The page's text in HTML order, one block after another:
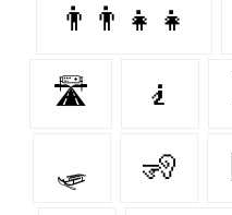
👨‍👨‍👧‍👧
🛣 🧎‍
🛷 🧏‍